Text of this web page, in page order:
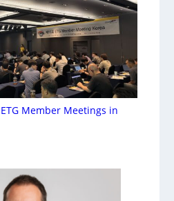
Member Meetings in